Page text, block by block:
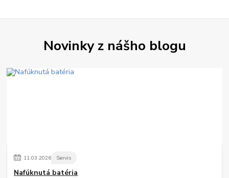
Novinky z nášho blogu
11.03.2026 Servis
Nafúknutá batéria